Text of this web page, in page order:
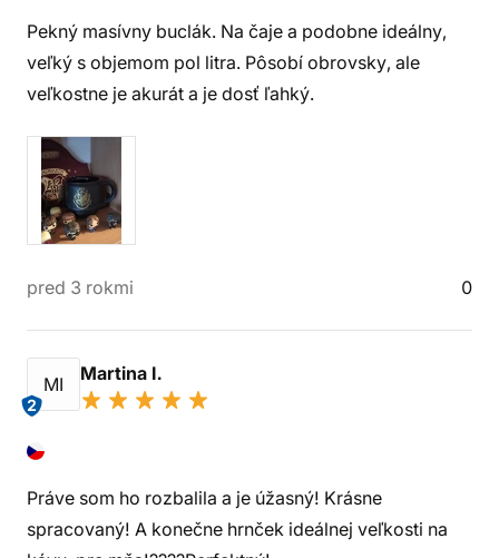
Pekný masívny buclák. Na čaje a podobne ideálny,
veľký s objemom pol litra. Pôsobí obrovsky, ale
veľkostne je akurát a je dosť ľahký.
pred 3 rokmi 0
MI
2
Martina I.
Práve som ho rozbalila a je úžasný! Krásne
spracovaný! A konečne hrnček ideálnej veľkosti na